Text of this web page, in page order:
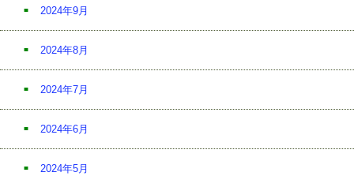
2024年9月
2024年8月
2024年7月
2024年6月
2024年5月